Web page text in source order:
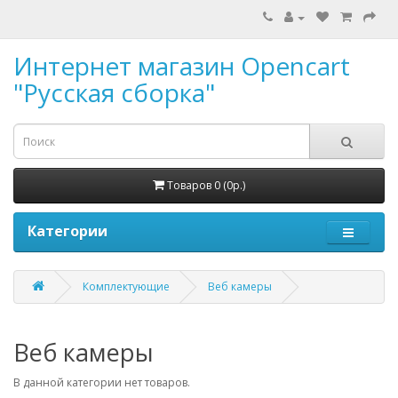
Интернет магазин Opencart
"Русская сборка"
Товаров 0 (0р.)
Категории
Комплектующие Веб камеры
Веб камеры
В данной категории нет товаров.